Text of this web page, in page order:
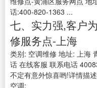
话:400-820-1363 ...
七、实力强,客户
修服务点-上海
类别: 空调维修 地址: 上海
话 在线客服 联系电话
不定有意外惊喜哟!详情描
空调: